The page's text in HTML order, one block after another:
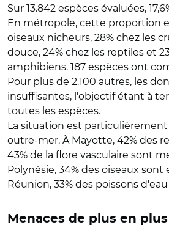
Sur 13.842 espèces évaluées,
En métropole, cette proportion
oiseaux nicheurs, 28% chez les
douce, 24% chez les reptiles et
amphibiens. 187 espèces ont
Pour plus de 2.100 autres, les
insuffisantes, l'objectif étant à
toutes les espèces.
La situation est
outre-mer. À Mayotte, 42% des
43% de la flore vasculaire sont
Polynésie, 34% des oiseaux sont
Réunion, 33% des poissons
Menaces de plus en